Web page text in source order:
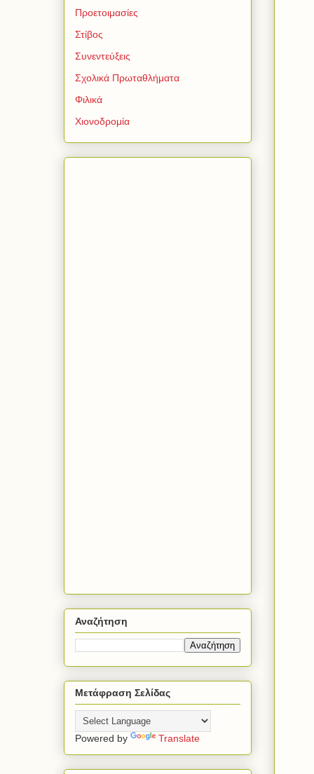
Προετοιμασίες
Στίβος
Συνεντεύξεις
Σχολικά Πρωταθλήματα
Φιλικά
Χιονοδρομία
Αναζήτηση
Μετάφραση Σελίδας
Powered by Translate